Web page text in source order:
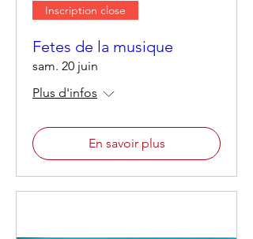
Inscription close
Fetes de la musique
sam. 20 juin
Plus d'infos
En savoir plus